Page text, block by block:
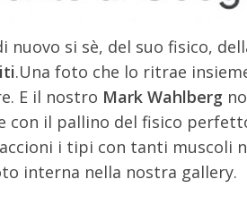
nuovo si sè, del suo fisico,
.Una foto che lo ritrae
E il nostro Mark Wahlberg
con il pallino del fisico
i tipi con tanti muscoli
interna nella nostra gallery.